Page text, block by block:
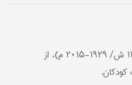
اشتیاقی \eštiyāqī\، توراندخت (۱۳۰۸-۱۳۹۴ ش/ ۱۹۲۹-۲۰۱۵ م)، از
کودکان.